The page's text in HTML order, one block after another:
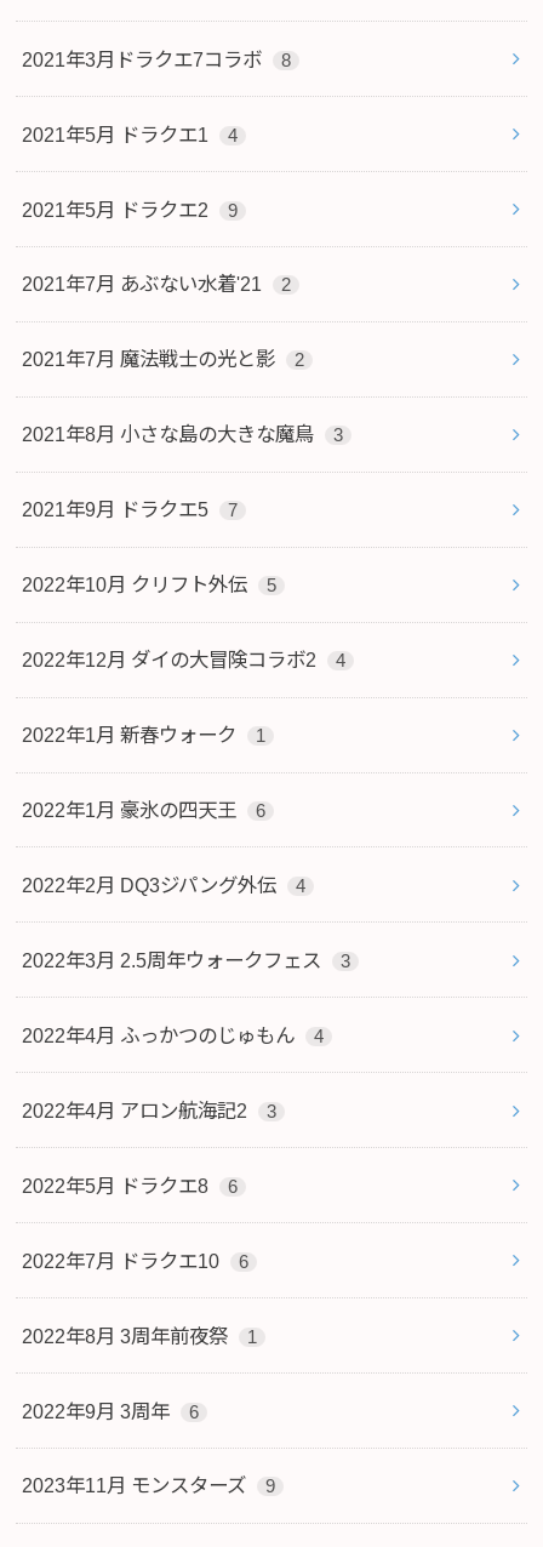
2021年3月ドラクエ7コラボ 8
2021年5月 ドラクエ1 4
2021年5月 ドラクエ2 9
2021年7月 あぶない水着'21 2
2021年7月 魔法戦士の光と影 2
2021年8月 小さな島の大きな魔鳥 3
2021年9月 ドラクエ5 7
2022年10月 クリフト外伝 5
2022年12月 ダイの大冒険コラボ2 4
2022年1月 新春ウォーク 1
2022年1月 豪氷の四天王 6
2022年2月 DQ3ジパング外伝 4
2022年3月 2.5周年ウォークフェス 3
2022年4月 ふっかつのじゅもん 4
2022年4月 アロン航海記2 3
2022年5月 ドラクエ8 6
2022年7月 ドラクエ10 6
2022年8月 3周年前夜祭 1
2022年9月 3周年 6
2023年11月 モンスターズ 9